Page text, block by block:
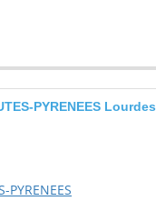
PYRENEES Lourdes
PYRENEES